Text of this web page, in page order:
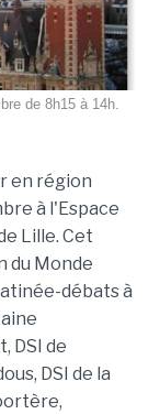
de 8h15 à 14h.
en région
à l'Espace
Lille. Cet
du Monde
débats à
DSI de
DSI de la